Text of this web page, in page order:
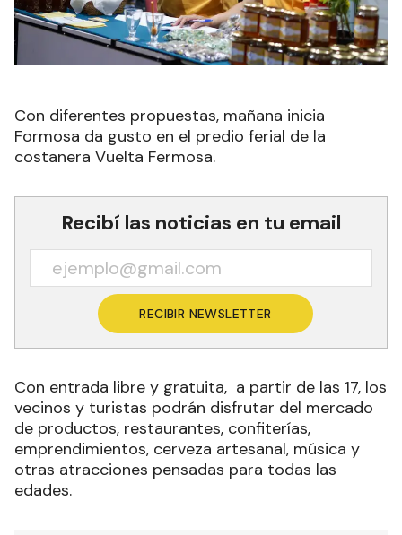
Con diferentes propuestas, mañana inicia
Formosa da gusto en el predio ferial de la
costanera Vuelta Fermosa.
Recibí las noticias en tu email
RECIBIR NEWSLETTER
Con entrada libre y gratuita, a partir de las 17, los
vecinos y turistas podrán disfrutar del mercado
de productos, restaurantes, confiterías,
emprendimientos, cerveza artesanal, música y
otras atracciones pensadas para todas las
edades.